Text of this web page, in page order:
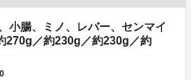
小腸、ミノ、レバー、センマイ
270g／約230g／約230g／約
0